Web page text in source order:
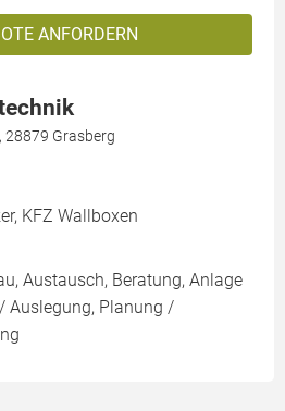
ANFORDERN
28879 Grasberg
KFZ Wallboxen
Austausch, Beratung, Anlage
Auslegung, Planung /